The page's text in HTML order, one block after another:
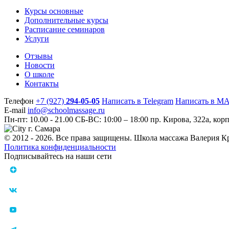
Курсы основные
Дополнительные курсы
Расписание семинаров
Услуги
Отзывы
Новости
О школе
Контакты
Телефон +7 (927) 294-05-05 Написать в Telegram Написать в
E-mail info@schoolmassage.ru
Пн-пт: 10.00 - 21.00 СБ-ВС: 10:00 – 18:00 пр. Кирова, 322a,
г. Самара
© 2012 - 2026. Все права защищены. Школа массажа Валерия
Политика конфиденциальности
Подписывайтесь на наши сети